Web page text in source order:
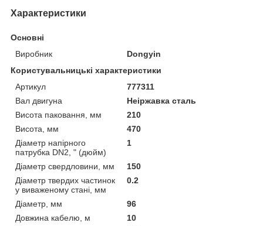
Характеристики
Основні
Виробник
Dongyin
Користувальницькі характеристики
Артикул
777311
Вал двигуна
Неіржавка сталь
Висота паковання, мм
210
Висота, мм
470
Діаметр напірного
патрубка DN2, " (дюйм)
1
Діаметр свердловини, мм
150
Діаметр твердих частинок
у виваженому стані, мм
0.2
Діаметр, мм
96
Довжина кабелю, м
10